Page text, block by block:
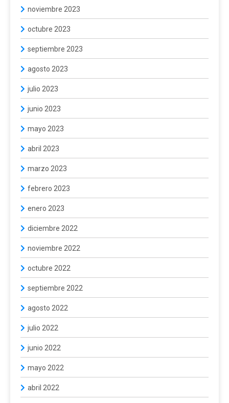
noviembre 2023
octubre 2023
septiembre 2023
agosto 2023
julio 2023
junio 2023
mayo 2023
abril 2023
marzo 2023
febrero 2023
enero 2023
diciembre 2022
noviembre 2022
octubre 2022
septiembre 2022
agosto 2022
julio 2022
junio 2022
mayo 2022
abril 2022